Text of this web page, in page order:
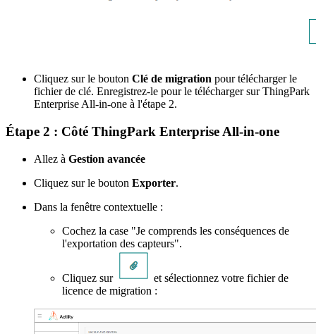
Cliquez sur le bouton Clé de migration pour télécharger le
fichier de clé. Enregistrez-le pour le télécharger sur ThingPark
Enterprise All-in-one à l'étape 2.
Étape 2 : Côté ThingPark Enterprise All-in-one
Allez à Gestion avancée
Cliquez sur le bouton Exporter.
Dans la fenêtre contextuelle :
Cochez la case "Je comprends les conséquences de
l'exportation des capteurs".
Cliquez sur
et sélectionnez votre fichier de
licence de migration :